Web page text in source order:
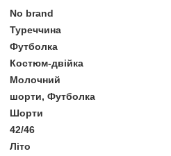
No brand
Туреччина
Футболка
Костюм-двійка
Молочний
шорти, Футболка
Шорти
42/46
Літо